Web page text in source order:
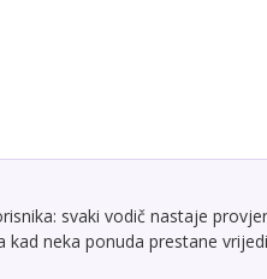
svaki vodič nastaje
neka ponuda prestane